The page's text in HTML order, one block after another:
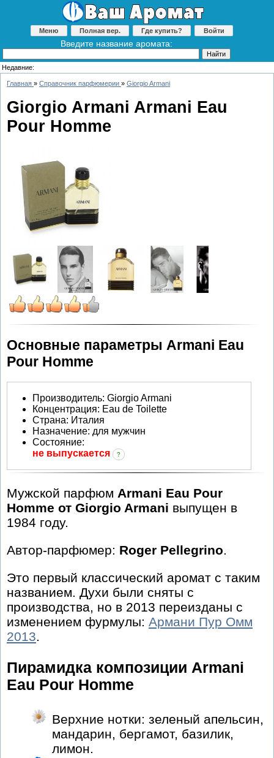
Меню Полная вер. Где купить? Войти
Введите название аромата:
Недавние:
Главная » Справочник парфюмерии » Giorgio Armani
Giorgio Armani Armani Eau
Pour Homme
Основные параметры Armani Eau
Pour Homme
Производитель: Giorgio Armani
Концентрация: Eau de Toilette
Страна: Италия
Назначение: для мужчин
Состояние:
не выпускается
?
Мужской парфюм Armani Eau Pour
Homme от Giorgio Armani выпущен в
1984 году.
Автор-парфюмер: Roger Pellegrino.
Это первый классический аромат с таким
названием. Духи были сняты с
производства, но в 2013 переизданы с
изменением фурмулы: Армани Пур Омм
2013.
Пирамидка композиции Armani
Eau Pour Homme
Верхние нотки: зеленый апельсин,
мандарин, бергамот, базилик,
лимон.